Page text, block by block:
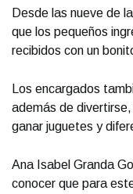
Desde las nueve de
que los pequeños
recibidos con un
Los encargados
además de
ganar juguetes y
Ana Isabel Granda
conocer que para